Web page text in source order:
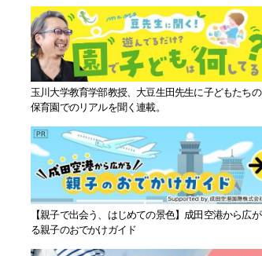
玉川大学教育学部教授、大豆生田先生に子どもたちの
保育園でのリアルを聞く連載。
【親子で出会う、はじめての景色】成田空港から広が
る親子のおでかけガイド